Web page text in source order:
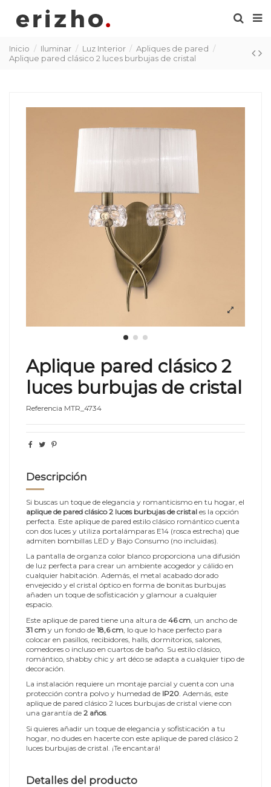
Inicio Iluminar Luz Interior
Apliques de pared
Aplique pared clásico 2 luces burbujas de cristal
Aplique pared clásico 2
luces burbujas de cristal
Referencia MTR_4734
Descripción
Si buscas un toque de elegancia y romanticismo en tu hogar, el
aplique de pared clásico 2 luces burbujas de cristal es la opción
perfecta. Este aplique de pared estilo clásico romántico cuenta
con dos luces y utiliza portalámparas E14 (rosca estrecha) que
admiten bombillas LED y Bajo Consumo (no incluidas).
La pantalla de organza color blanco proporciona una difusión
de luz perfecta para crear un ambiente acogedor y cálido en
cualquier habitación. Además, el metal acabado dorado
envejecido y el cristal óptico en forma de bonitas burbujas
añaden un toque de sofisticación y glamour a cualquier
espacio.
Este aplique de pared tiene una altura de 46 cm , un ancho de
31 cm y un fondo de 18,6 cm , lo que lo hace perfecto para
colocar en pasillos, recibidores, halls, dormitorios, salones,
comedores o incluso en cuartos de baño. Su estilo clásico,
romántico, shabby chic y art déco se adapta a cualquier tipo de
decoración.
La instalación requiere un montaje parcial y cuenta con una
protección contra polvo y humedad de IP20. Además, este
aplique de pared clásico 2 luces burbujas de cristal viene con
una garantía de 2 años.
Si quieres añadir un toque de elegancia y sofisticación a tu
hogar, no dudes en hacerte con este aplique de pared clásico 2
luces burbujas de cristal. ¡Te encantará!
Detalles del producto